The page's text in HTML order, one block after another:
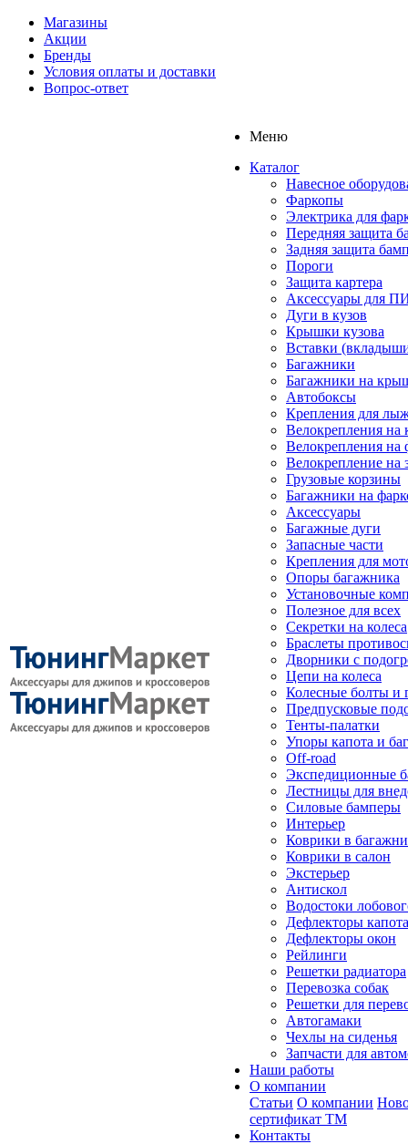
Магазины
Акции
Бренды
Условия оплаты и доставки
Вопрос-ответ
Меню
Каталог
Навесное
Фаркопы
Электрика для
Передняя защита
Задняя защита
Пороги
Защита картера
Аксессуары для
Дуги в кузов
Крышки кузова
Вставки
Багажники
Багажники на
Автобоксы
Крепления для
Велокрепления
Велокрепления на
Велокрепление на
Грузовые корзины
Багажники на
Аксессуары
Багажные дуги
Запасные части
Крепления для
Опоры багажника
Установочные
Полезное для всех
Секретки на колеса
Браслеты
Дворники с
Цепи на колеса
Колесные болты и
Предпусковые
Тенты-палатки
Упоры капота и
Off-road
Экспедиционные
Лестницы для
Силовые бамперы
Интерьер
Коврики в
Коврики в салон
Экстерьер
Антискол
Водостоки
Дефлекторы капота
Дефлекторы окон
Рейлинги
Решетки радиатора
Перевозка собак
Решетки для
Автогамаки
Чехлы на сиденья
Запчасти для
Наши работы
О компании
Статьи О компании
сертификат ТМ
Контакты